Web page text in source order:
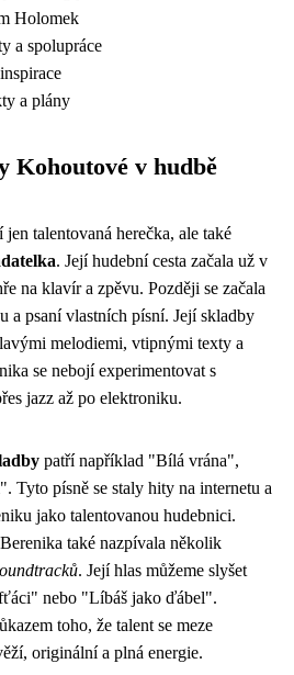
Holomek
a spolupráce
a plány
Kohoutové v hudbě
talentovaná herečka, ale také
. Její hudební cesta začala už v
na klavír a zpěvu. Později se začala
a psaní vlastních písní. Její skladby
melodiemi, vtipnými texty a
se nebojí experimentovat s
jazz až po elektroniku.
patří například "Bílá vrána",
Tyto písně se staly hity na internetu a
jako talentovanou hudebnici.
také nazpívala několik
. Její hlas můžeme slyšet
nebo "Líbáš jako ďábel".
toho, že talent se meze
originální a plná energie.